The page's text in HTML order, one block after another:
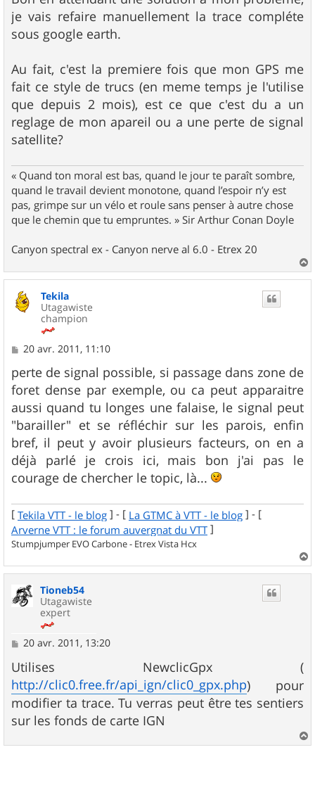
e
je vais refaire manuellement la trace compléte
sous google earth.
Au fait, c'est la premiere fois que mon GPS me
fait ce style de trucs (en meme temps je l'utilise
que depuis 2 mois), est ce que c'est du a un
reglage de mon apareil ou a une perte de signal
satellite?
« Quand ton moral est bas, quand le jour te paraît sombre,
quand le travail devient monotone, quand l’espoir n’y est
pas, grimpe sur un vélo et roule sans penser à autre chose
que le chemin que tu empruntes. » Sir Arthur Conan Doyle
Canyon spectral ex - Canyon nerve al 6.0 - Etrex 20
a
Tekila
Utagawiste
champion
M
s
s
a
g
e
20 avr. 2011, 11:10
perte de signal possible, si passage dans zone de
foret dense par exemple, ou ca peut apparaitre
aussi quand tu longes une falaise, le signal peut
"barailler" et se réfléchir sur les parois, enfin
bref, il peut y avoir plusieurs facteurs, on en a
déjà parlé je crois ici, mais bon j'ai pas le
courage de chercher le topic, là...
[ Tekila VTT - le blog ] - [ La GTMC à VTT - le blog ] - [
Arverne VTT : le forum auvergnat du VTT ]
Stumpjumper EVO Carbone - Etrex Vista Hcx
a
Tioneb54
Utagawiste
expert
M
s
s
a
g
e
20 avr. 2011, 13:20
Utilises NewclicGpx (
http://clic0.free.fr/api_ign/clic0_gpx.php) pour
modifier ta trace. Tu verras peut être tes sentiers
sur les fonds de carte IGN
a